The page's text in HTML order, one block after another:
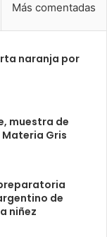
Más comentadas
naranja por
muestra de
Gris
de
niñez